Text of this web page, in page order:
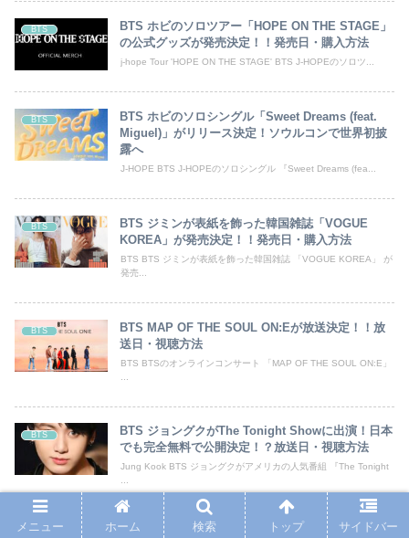
BTS
BTS ホビのソロツアー「HOPE ON THE STAGE」
の公式グッズが発売決定！！発売日・購入方法
j-hope Tour 'HOPE ON THE STAGE' BTS J-HOPEのソロツ...
BTS
BTS ホビのソロシングル「Sweet Dreams (feat.
Miguel)」がリリース決定！ソウルコンで世界初披
露へ
J-HOPE BTS J-HOPEのソロシングル 『Sweet Dreams (fea...
BTS
BTS ジミンが表紙を飾った韓国雑誌「VOGUE
KOREA」が発売決定！！発売日・購入方法
BTS BTS ジミンが表紙を飾った韓国雑誌 「VOGUE KOREA」 が
発売...
BTS
BTS MAP OF THE SOUL ON:Eが放送決定！！放
送日・視聴方法
BTS BTSのオンラインコンサート 「MAP OF THE SOUL ON:E」
BTS
BTS ジョングクがThe Tonight Showに出演！日本
でも完全無料で公開決定！？放送日・視聴方法
Jung Kook BTS ジョングクがアメリカの人気番組 『The Tonight
...
メニュー ホーム 検索 トップ サイドバー